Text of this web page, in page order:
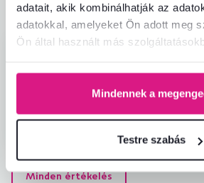
adatait, akik kombinálhatják az
adatokkal, amelyeket Ön adott meg
Ön által használt más
Mindennek a
Testre szabás
Igazolt vásárlás
Minden értékelés